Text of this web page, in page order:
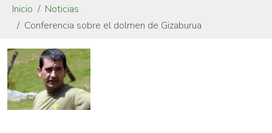
Inicio
Noticias
Conferencia sobre el dolmen de Gizaburua